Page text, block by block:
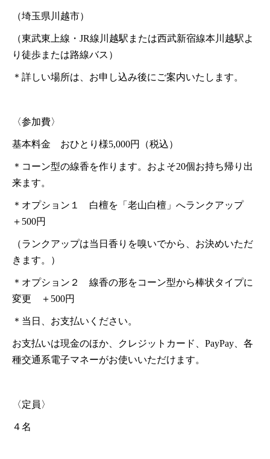
（埼玉県川越市）
（東武東上線・JR線川越駅または西武新宿線本川越駅よ
り徒歩または路線バス）
＊詳しい場所は、お申し込み後にご案内いたします。
〈参加費〉
基本料金 おひとり様5,000円（税込）
＊コーン型の線香を作ります。およそ20個お持ち帰り出
来ます。
＊オプション１ 白檀を「老山白檀」へランクアップ
＋500円
（ランクアップは当日香りを嗅いでから、お決めいただ
きます。）
＊オプション２ 線香の形をコーン型から棒状タイプに
変更 ＋500円
＊当日、お支払いください。
お支払いは現金のほか、クレジットカード、PayPay、各
種交通系電子マネーがお使いいただけます。
〈定員〉
４名